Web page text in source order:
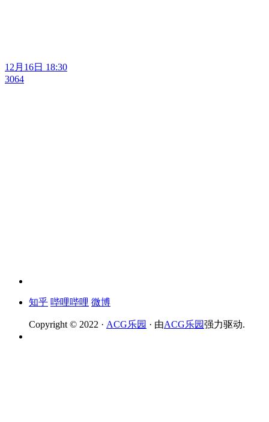
12月16日 18:30
3064
知乎 哔哩哔哩 微博
Copyright © 2022 · ACG乐园 · 由ACG乐园强力驱动.